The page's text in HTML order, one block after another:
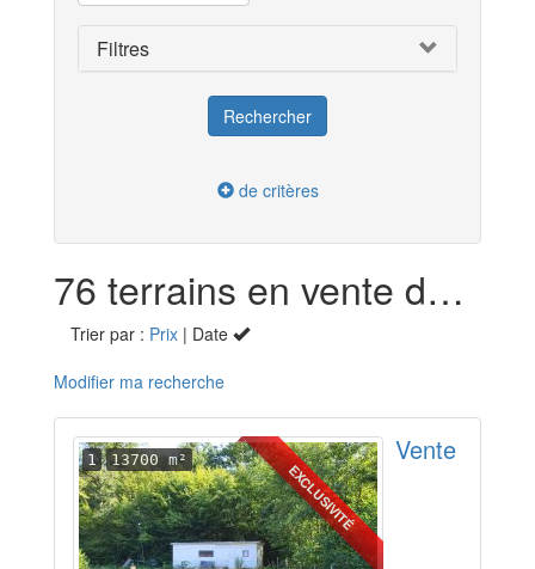
Filtres
de critères
76 terrains en vente dans la Saône-et-Loire (71)
Trier par : Prix | Date
Modifier ma recherche
EXCLUSIVITÉ
1 13700 m² Vente